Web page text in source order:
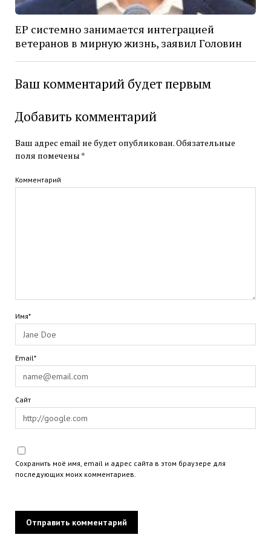
ЕР системно занимается интеграцией
ветеранов в мирную жизнь, заявил Головин
Ваш комментарий будет первым
Добавить комментарий
Ваш адрес email не будет опубликован.Обязательные
поля помечены *
Комментарий
Имя*
Email*
Сайт
Сохранить моё имя, email и адрес сайта в этом браузере для
последующих моих комментариев.